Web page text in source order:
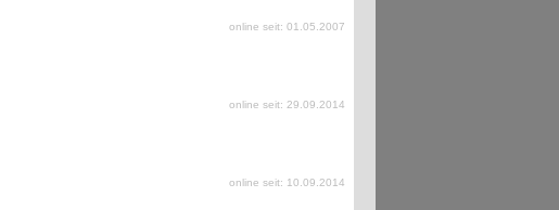
online seit: 01.05.2007
online seit: 29.09.2014
online seit: 10.09.2014